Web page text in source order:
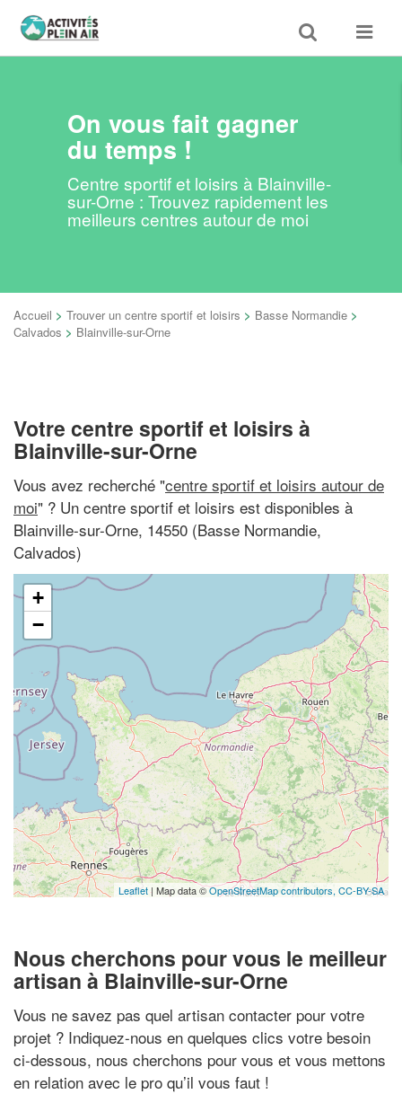
Toggle
search
Toggle
On vous fait gagner
du temps !
Centre sportif et loisirs à Blainville-
sur-Orne : Trouvez rapidement les
meilleurs centres autour de moi
Accueil > Trouver un centre sportif et loisirs > Basse Normandie >
Calvados > Blainville-sur-Orne
Votre centre sportif et loisirs à
Blainville-sur-Orne
Vous avez recherché "centre sportif et loisirs autour de
moi" ? Un centre sportif et loisirs est disponibles à
Blainville-sur-Orne, 14550 (Basse Normandie,
Calvados)
+
−
Leaflet| Map data ©OpenStreetMap contributors, CC-BY-SA
Nous cherchons pour vous le meilleur
artisan à Blainville-sur-Orne
Vous ne savez pas quel artisan contacter pour votre
projet ? Indiquez-nous en quelques clics votre besoin
ci-dessous, nous cherchons pour vous et vous mettons
en relation avec le pro qu’il vous faut !